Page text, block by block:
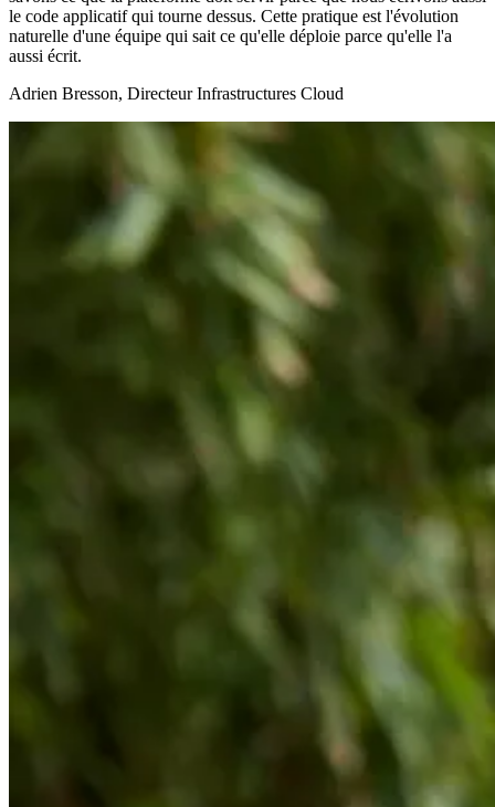
le code applicatif qui tourne dessus. Cette pratique est l'évolution
naturelle d'une équipe qui sait ce qu'elle déploie parce qu'elle l'a
aussi écrit.
Adrien Bresson, Directeur Infrastructures Cloud